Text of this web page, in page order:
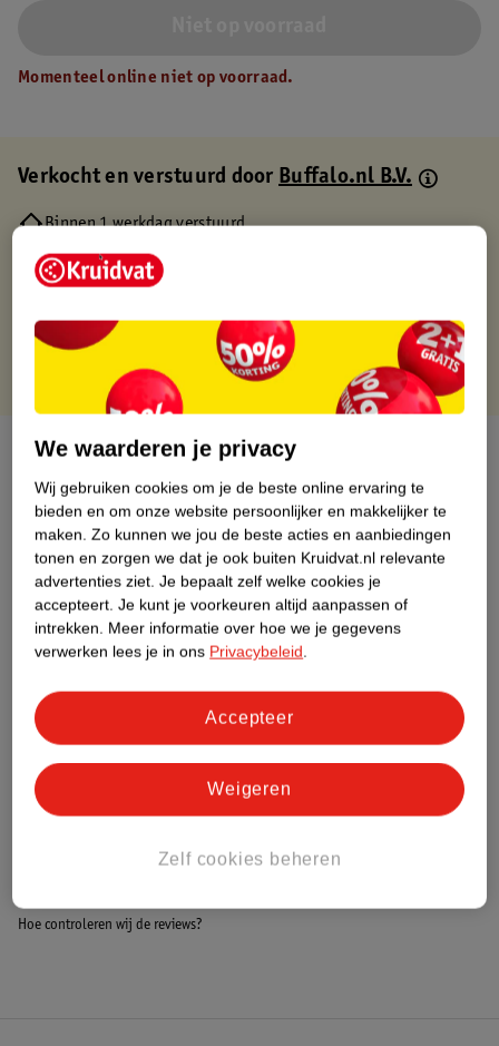
Momenteel online niet op voorraad.
Verkocht en verstuurd doorBuffalo.nl B.V.
Binnen 1 werkdag verstuurd
Gratis thuisbezorgd
Gratis retourneren via verkooppartner.
Over dit product
Productinformatie
Nature Impact Score
Dit product heeft (nog) geen Nature
Impact Score.
Meer informatie
Bestel & Bezorginformatie
Bekijk ook
Hoe controleren wij de reviews?
We waarderen je privacy
Wij gebruiken cookies om je de beste online ervaring te
bieden en om onze website persoonlijker en makkelijker te
maken. Zo kunnen we jou de beste acties en aanbiedingen
tonen en zorgen we dat je ook buiten Kruidvat.nl relevante
advertenties ziet. Je bepaalt zelf welke cookies je
accepteert. Je kunt je voorkeuren altijd aanpassen of
intrekken. Meer informatie over hoe we je gegevens
verwerken lees je in ons Privacybeleid.
Zelf cookies beheren
Weigeren
Accepteer